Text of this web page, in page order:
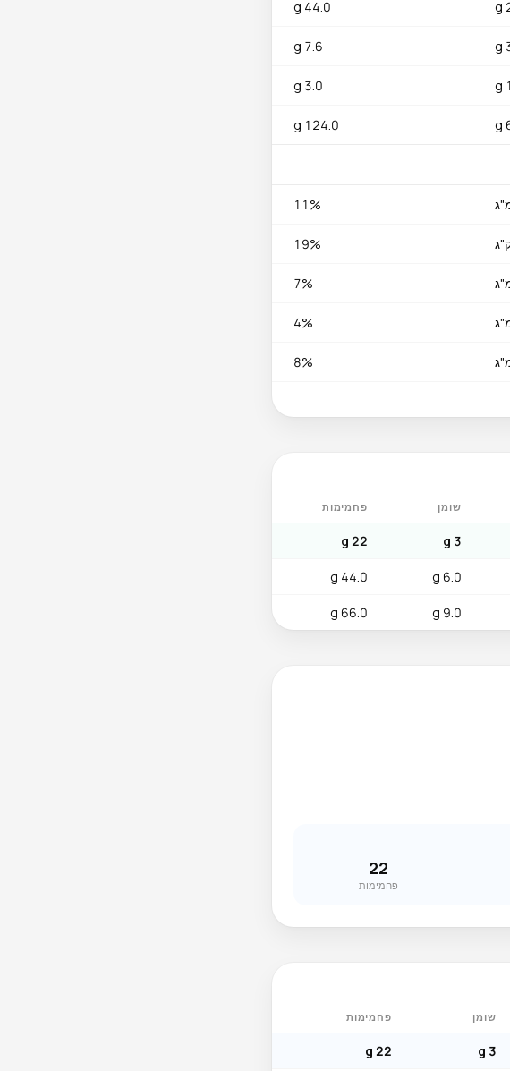
וממשיכים עוד 15 דקות בשיטת ספיגה. מתבלים בכמון, בהרת, מלח ופלפל. בצל
מקורמל — הנשמה: פורסים 4 בצלים גדולים לחצאי ירח דקים ומבשלים בשמן זית נדיב על אש בינונית-נמוכה 30-40 דקות,
מלפפון-לימון. מג'דרה — ממנות הנדירות
44.0 g
7.6 g
3.0 g
124.0 g
11%
19%
7%
4%
8%
שומן פחמימות
3 g
22 g
6.0 g
44.0 g
9.0 g
66.0 g
22
פחמימות
שומן פחמימות
3 g
22 g